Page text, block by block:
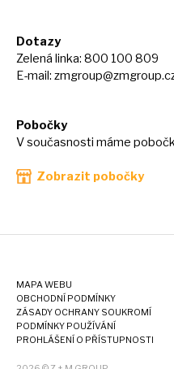
Dotazy
Zelená linka: 800 100 809
E-mail:
Pobočky
V současnosti máme
Zobrazit pobočky
MAPA WEBU
OBCHODNÍ PODMÍNKY
ZÁSADY OCHRANY SOUKROMÍ
PODMÍNKY POUŽÍVÁNÍ
PROHLÁŠENÍ O PŘÍSTUPNOSTI